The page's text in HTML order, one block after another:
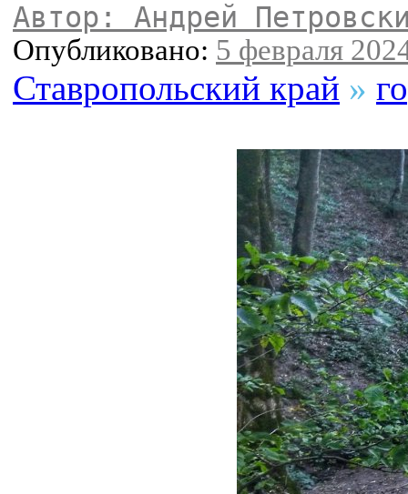
Автор: Андрей
Опубликовано: 5 февраля
Ставропольский край »